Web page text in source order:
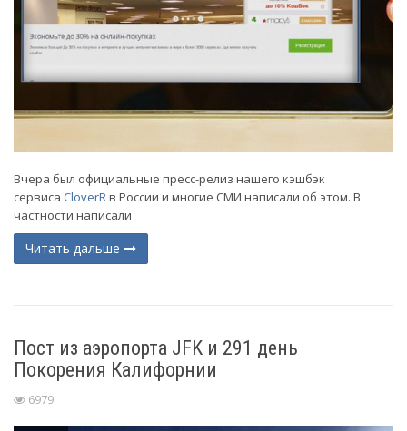
Вчера был официальные пресс-релиз нашего кэшбэк
сервиса CloverRв России и многие СМИ написали об этом. В
частности написали
Читать дальше
Пост из аэропорта JFK и 291 день
Покорения Калифорнии
6979